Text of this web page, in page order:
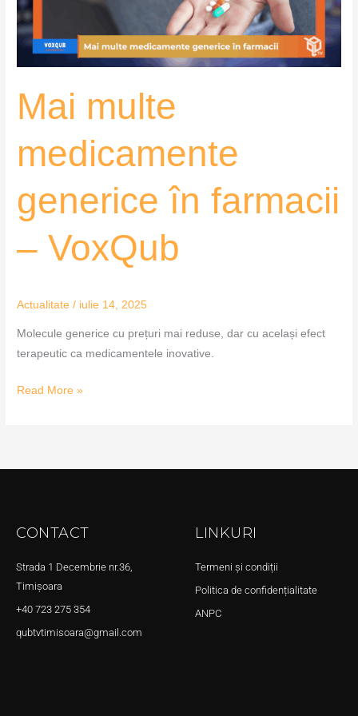
Mai multe
medicamente
generice în farmacii
– VoxQub
Actualitate / iulie 14, 2025
Molecule generice cu prețuri mai reduse, dar cu același efect
terapeutic ca medicamentele inovative.
–
VoxQub
Read More »
CONTACT
Strada 1 Decembrie nr.36,
Timișoara
+40 723 275 354
qubtvtimisoara@gmail.com
LINKURI
Termeni și condiții
Politica de confidențialitate
ANPC